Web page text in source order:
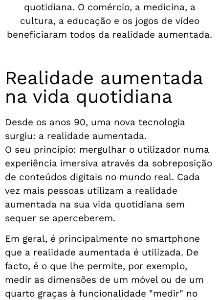
quotidiana. O comércio, a medicina, a
cultura, a educação e os jogos de vídeo
beneficiaram todos da realidade aumentada.
Realidade aumentada
na vida quotidiana
Desde os anos 90, uma nova tecnologia
surgiu: a realidade aumentada.
O seu princípio: mergulhar o utilizador numa
experiência imersiva através da sobreposição
de conteúdos digitais no mundo real. Cada
vez mais pessoas utilizam a realidade
aumentada na sua vida quotidiana sem
sequer se aperceberem.
Em geral, é principalmente no smartphone
que a realidade aumentada é utilizada. De
facto, é o que lhe permite, por exemplo,
medir as dimensões de um móvel ou de um
quarto graças à funcionalidade "medir" no